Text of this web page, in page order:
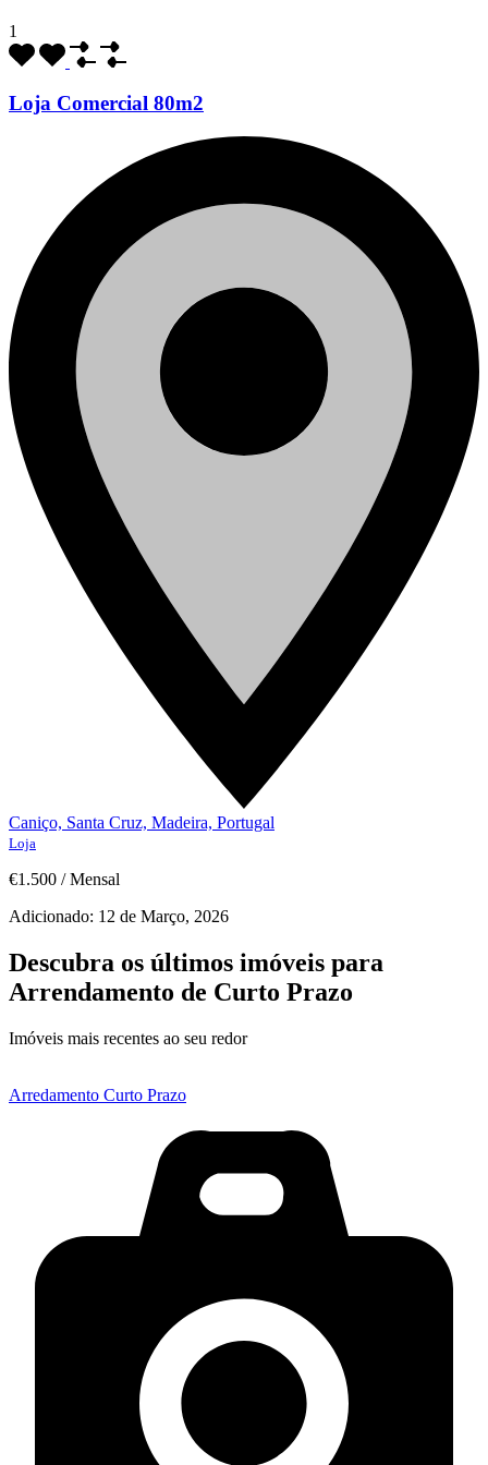
1
Loja Comercial 80m2
Caniço, Santa Cruz, Madeira, Portugal
Loja
€1.500 / Mensal
Adicionado: 12 de Março, 2026
Descubra os últimos imóveis para
Arrendamento de Curto Prazo
Imóveis mais recentes ao seu redor
Arredamento Curto Prazo